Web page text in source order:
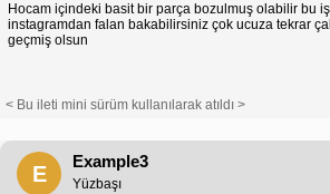
Hocam içindeki basit bir parça bozulmuş olabilir bu
instagramdan falan bakabilirsiniz çok ucuza tekrar
geçmiş olsun
< Bu ileti mini sürüm kullanılarak atıldı >
E
Example3
Yüzbaşı